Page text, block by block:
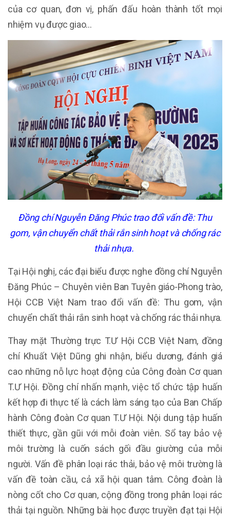
của cơ quan, đơn vị, phấn đấu hoàn thành tốt mọi
nhiệm vụ được giao…
Đồng chí Nguyễn Đăng Phúc trao đổi vấn đề: Thu
gom, vận chuyển chất thải rắn sinh hoạt và chống rác
thải nhựa.
Tại Hội nghị, các đại biểu được nghe đồng chí Nguyễn
Đăng Phúc – Chuyên viên Ban Tuyên giáo-Phong trào,
Hội CCB Việt Nam trao đổi vấn đề: Thu gom, vận
chuyển chất thải rắn sinh hoạt và chống rác thải nhựa.
Thay mặt Thường trực T.Ư Hội CCB Việt Nam, đồng
chí Khuất Việt Dũng ghi nhận, biểu dương, đánh giá
cao những nỗ lực hoạt động của Công đoàn Cơ quan
T.Ư Hội. Đồng chí nhấn mạnh, việc tổ chức tập huấn
kết hợp đi thực tế là cách làm sáng tạo của Ban Chấp
hành Công đoàn Cơ quan T.Ư Hội. Nội dung tập huấn
thiết thực, gần gũi với mỗi đoàn viên. Sổ tay bảo vệ
môi trường là cuốn sách gối đầu giường của mỗi
người. Vấn đề phân loại rác thải, bảo vệ môi trường là
vấn đề toàn cầu, cả xã hội quan tâm. Công đoàn là
nòng cốt cho Cơ quan, cộng đồng trong phân loại rác
thải tại nguồn. Những bài học được truyền đạt tại Hội